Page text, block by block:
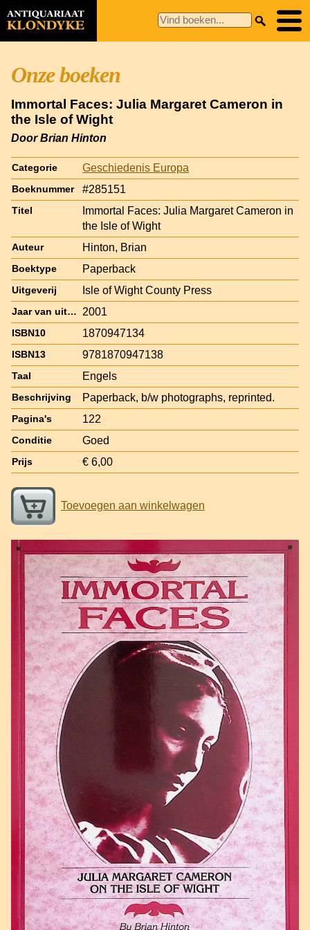
Onze boeken
Immortal Faces: Julia Margaret Cameron in
the Isle of Wight
Door Brian Hinton
Categorie Geschiedenis Europa
Boeknummer #285151
Titel
Immortal Faces: Julia Margaret Cameron in
the Isle of Wight
Auteur Hinton, Brian
Boektype Paperback
Uitgeverij Isle of Wight County Press
Jaar van uitgave 2001
ISBN10 1870947134
ISBN13 9781870947138
Taal Engels
Beschrijving Paperback, b/w photographs, reprinted.
Pagina's 122
Conditie Goed
Prijs € 6,00
Toevoegen aan winkelwagen